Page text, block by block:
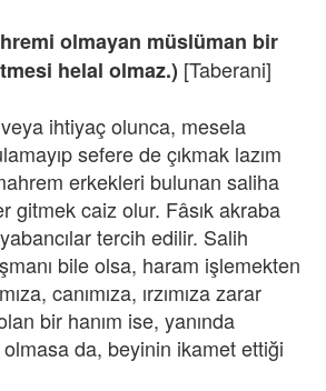
olmayan müslüman bir
helal olmaz.) [Taberani]
ihtiyaç olunca, mesela
sefere de çıkmak lazım
erkekleri bulunan saliha
gitmek caiz olur. Fâsık akraba
tercih edilir. Salih
bile olsa, haram işlemekten
canımıza, ırzımıza zarar
bir hanım ise, yanında
olmasa da, beyinin ikamet ettiği